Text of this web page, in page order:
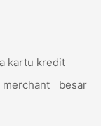
kartu kredit
besar